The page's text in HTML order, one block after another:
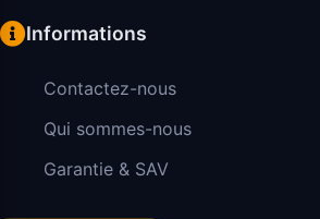
Informations
Contactez-nous
Qui sommes-nous
Garantie & SAV